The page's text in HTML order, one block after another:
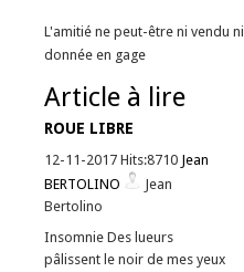
L'amitié ne peut-être ni vendu ni
donnée en gage
Article à lire
ROUE LIBRE
12-11-2017 Hits:8710 Jean
BERTOLINO
Jean
Bertolino
Insomnie Des lueurs
pâlissent le noir de mes yeux